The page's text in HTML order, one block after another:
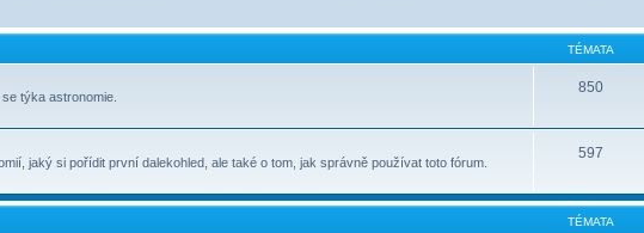
TÉMATA
týka astronomie.
850
jaký si pořídit první dalekohled, ale také o tom, jak správně používat toto fórum.
597
TÉMATA